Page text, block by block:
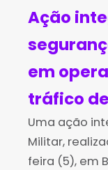
Ação
em
tráfico
Uma ação
Militar,
feira (5), em